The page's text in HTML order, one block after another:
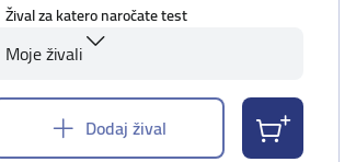
Žival za katero naročate test
Moje živali
Dodaj žival